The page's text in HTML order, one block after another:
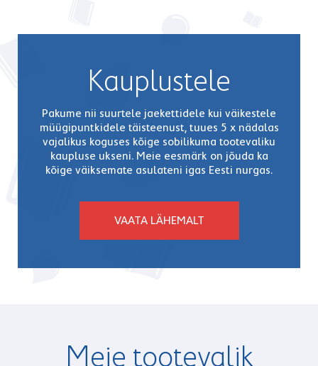
Kauplustele
Pakume nii suurtele jaekettidele kui väikestele
müügipuntkidele täisteenust, tuues 5 x nädalas
vajalikus koguses kõige sobilikuma tootevaliku
kaupluse ukseni. Meie eesmärk on jõuda ka
kõige väiksemate asulateni igas Eesti nurgas.
VAATA LÄHEMALT
Meie tootevalik